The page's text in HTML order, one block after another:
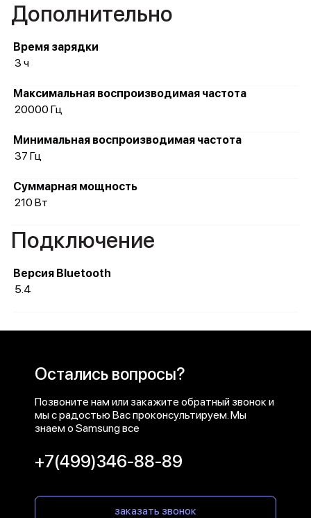
Дополнительно
Время зарядки
3 ч
Максимальная воспроизводимая частота
20000 Гц
Минимальная воспроизводимая частота
37 Гц
Суммарная мощность
210 Вт
Подключение
Версия Bluetooth
5.4
Остались вопросы?
Позвоните нам или закажите обратный звонок и
мы с радостью Вас проконсультируем. Мы
знаем о Samsung все
+7(499)346-88-89
заказать звонок